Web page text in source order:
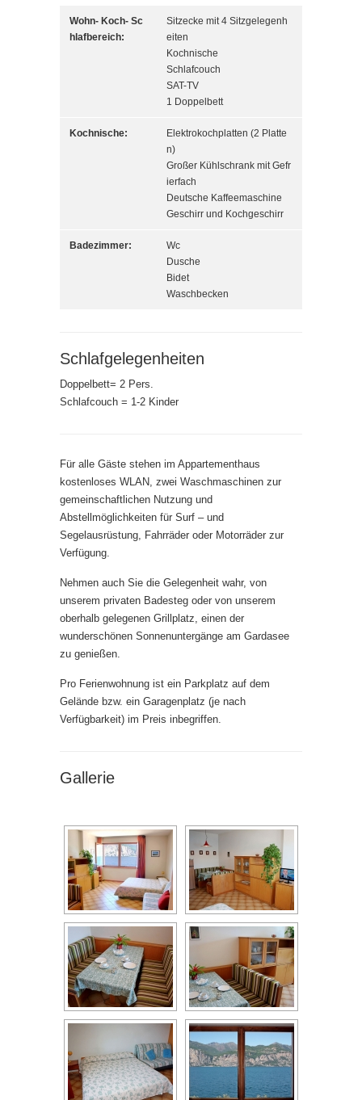
Wohn- Koch- Sc
hlafbereich:
Sitzecke mit 4 Sitzgelegenh
eiten
Kochnische
Schlafcouch
SAT-TV
1 Doppelbett
Kochnische:
Elektrokochplatten (2 Platte
n)
Großer Kühlschrank mit Gefr
ierfach
Deutsche Kaffeemaschine
Geschirr und Kochgeschirr
Badezimmer:
Wc
Dusche
Bidet
Waschbecken
Schlafgelegenheiten
Doppelbett= 2 Pers.
Schlafcouch = 1-2 Kinder
Für alle Gäste stehen im Appartementhaus
kostenloses WLAN, zwei Waschmaschinen zur
gemeinschaftlichen Nutzung und
Abstellmöglichkeiten für Surf – und
Segelausrüstung, Fahrräder oder Motorräder zur
Verfügung.
Nehmen auch Sie die Gelegenheit wahr, von
unserem privaten Badesteg oder von unserem
oberhalb gelegenen Grillplatz, einen der
wunderschönen Sonnenuntergänge am Gardasee
zu genießen.
Pro Ferienwohnung ist ein Parkplatz auf dem
Gelände bzw. ein Garagenplatz (je nach
Verfügbarkeit) im Preis inbegriffen.
Gallerie